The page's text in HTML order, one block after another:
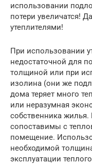
использовании
потери увеличатся!
утеплителями!
При использовании
недостаточной для
толщиной или при
изолина (они же
дома теряет много
или неразумная
собственника жилья.
сопоставимы с
помещение.
необходимой
эксплуатации